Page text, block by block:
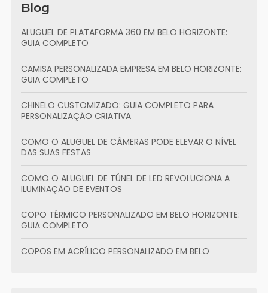
Blog
ALUGUEL DE PLATAFORMA 360 EM BELO HORIZONTE:
GUIA COMPLETO
CAMISA PERSONALIZADA EMPRESA EM BELO HORIZONTE:
GUIA COMPLETO
CHINELO CUSTOMIZADO: GUIA COMPLETO PARA
PERSONALIZAÇÃO CRIATIVA
COMO O ALUGUEL DE CÂMERAS PODE ELEVAR O NÍVEL
DAS SUAS FESTAS
COMO O ALUGUEL DE TÚNEL DE LED REVOLUCIONA A
ILUMINAÇÃO DE EVENTOS
COPO TÉRMICO PERSONALIZADO EM BELO HORIZONTE:
GUIA COMPLETO
COPOS EM ACRÍLICO PERSONALIZADO EM BELO